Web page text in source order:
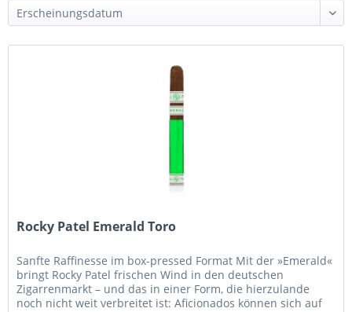
Rocky Patel Emerald Toro
Sanfte Raffinesse im box-pressed Format Mit der »Emerald«
bringt Rocky Patel frischen Wind in den deutschen
Zigarrenmarkt – und das in einer Form, die hierzulande
noch nicht weit verbreitet ist: Aficionados können sich auf